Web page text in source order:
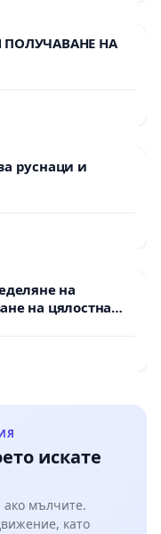
ПОЛУЧАВАНЕ НА
руснаци и
на
на цялостна
път между
искате
ако мълчите.
като